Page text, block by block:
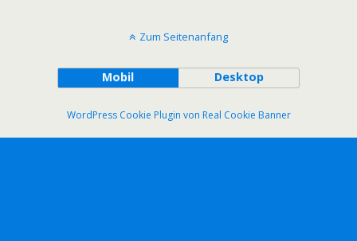
Zum Seitenanfang
Mobil Desktop
WordPress Cookie Plugin von Real Cookie Banner